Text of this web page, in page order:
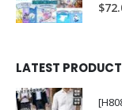
0
$
LATEST